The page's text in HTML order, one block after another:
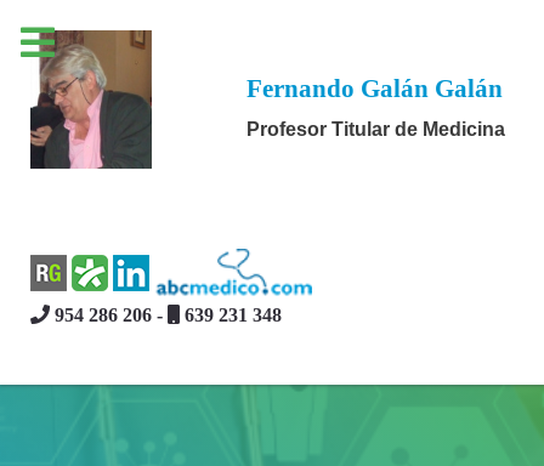
Fernando Galán Galán
Profesor Titular de Medicina
954 286 206 - 639 231 348